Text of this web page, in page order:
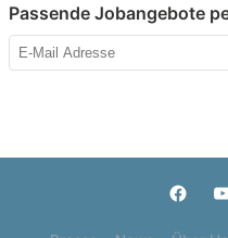
Passende Jobangebote